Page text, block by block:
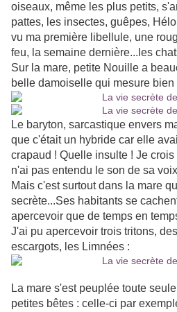
oiseaux, même les plus petits,
pattes, les insectes, guêpes,
vu ma première libellule, une
feu, la semaine dernière...les
Sur la mare, petite Nouille a
belle damoiselle qui mesure bien
Le baryton, sarcastique envers
que c'était un hybride car elle
crapaud ! Quelle insulte ! Je
n'ai pas entendu le son de sa
Mais c'est surtout dans la mare
secrète...Ses habitants se
apercevoir que de temps en
J'ai pu apercevoir trois tritons,
escargots, les Limnées :
La mare s'est peuplée toute
petites bêtes : celle-ci par